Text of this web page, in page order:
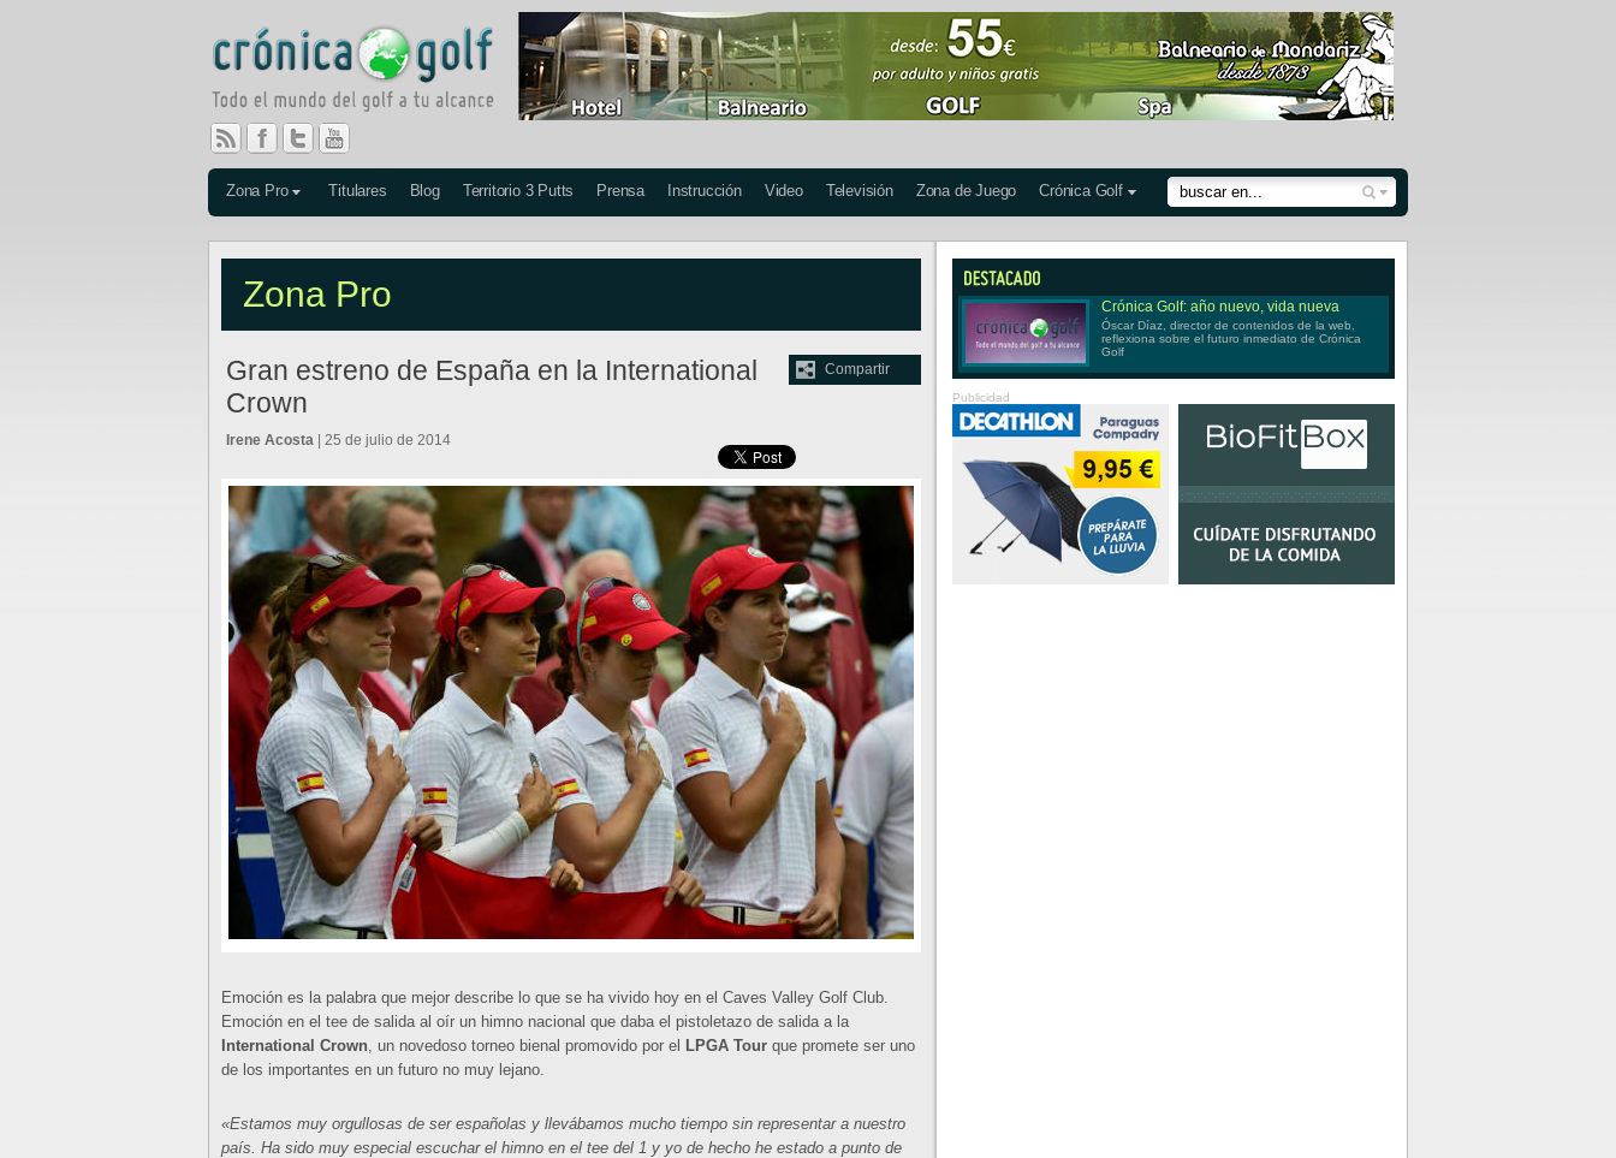
Zona Pro Titulares Blog Territorio 3 Putts Prensa Instrucción Video Televisión Zona de Juego Crónica Golf
Zona Pro
Compartir
Gran estreno de España en la International
Crown
Irene Acosta | 25 de julio de 2014
Emoción es la palabra que mejor describe lo que se ha vivido hoy en el Caves Valley Golf Club.
Emoción en el tee de salida al oír un himno nacional que daba el pistoletazo de salida a la
International Crown, un novedoso torneo bienal promovido por el LPGA Tour que promete ser uno
de los importantes en un futuro no muy lejano.
«Estamos muy orgullosas de ser españolas y llevábamos mucho tiempo sin representar a nuestro
país. Ha sido muy especial escuchar el himno en el tee del 1 y yo de hecho he estado a punto de
Crónica Golf: año nuevo, vida nueva
Óscar Díaz, director de contenidos de la web,
reflexiona sobre el futuro inmediato de Crónica
Golf
Publicidad